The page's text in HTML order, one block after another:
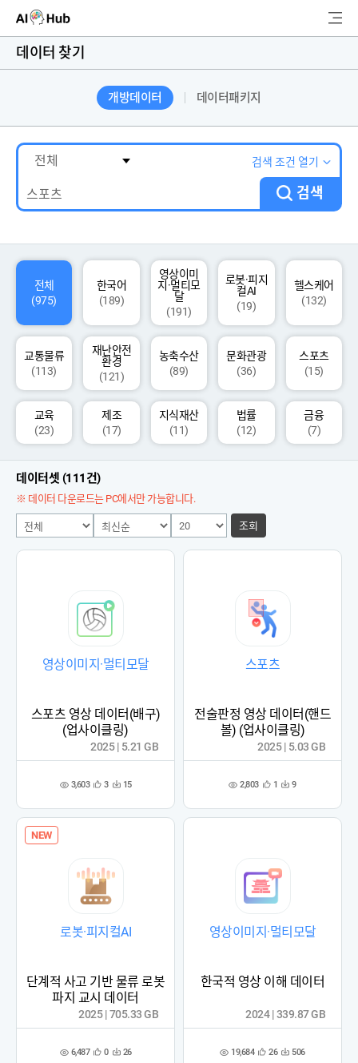
AI-Hub
AI 데이터찾기
AI 허브소개
AI 개발지원
고객지원
색
데이터 찾기
개방데이터 데이터패키지
검색 조건 열기
검색
전체
(975)
한국어
(189)
영상이미
지·멀티모
달
(191)
로봇·피지
컬AI
(19)
헬스케어
(132)
교통물류
(113)
재난안전
환경
(121)
농축수산
(89)
문화관광
(36)
스포츠
(15)
교육
(23)
제조
(17)
지식재산
(11)
법률
(12)
금융
(7)
데이터셋 (111건)
※ 데이터 다운로드는 PC에서만 가능합니다.
조회
영상이미지·멀티모달
스포츠 영상 데이터(배구)
(업사이클링)
조 3,603 관
록
3 다 15
2025 | 5.21 GB
스포츠
전술판정 영상 데이터(핸드
볼) (업사이클링)
조 2,803 관
록
1 다 9
2025 | 5.03 GB
NEW
로봇·피지컬AI
단계적 사고 기반 물류 로봇
파지 교시 데이터
조 6,487 관 0 다 26
2025 | 705.33 GB
영상이미지·멀티모달
한국적 영상 이해 데이터
조 19,684 관 26 다 506
2024 | 339.87 GB